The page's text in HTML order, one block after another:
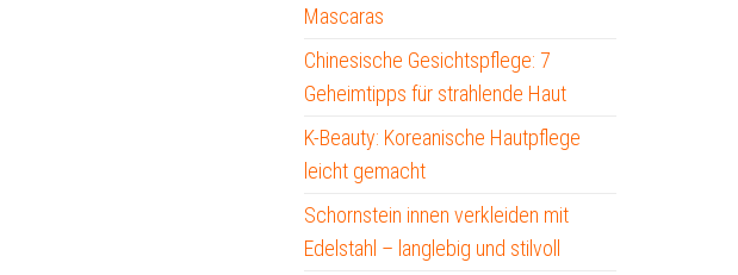
Mascaras
Chinesische Gesichtspflege: 7
Geheimtipps für strahlende Haut
K-Beauty: Koreanische Hautpflege
leicht gemacht
Schornstein innen verkleiden mit
Edelstahl – langlebig und stilvoll